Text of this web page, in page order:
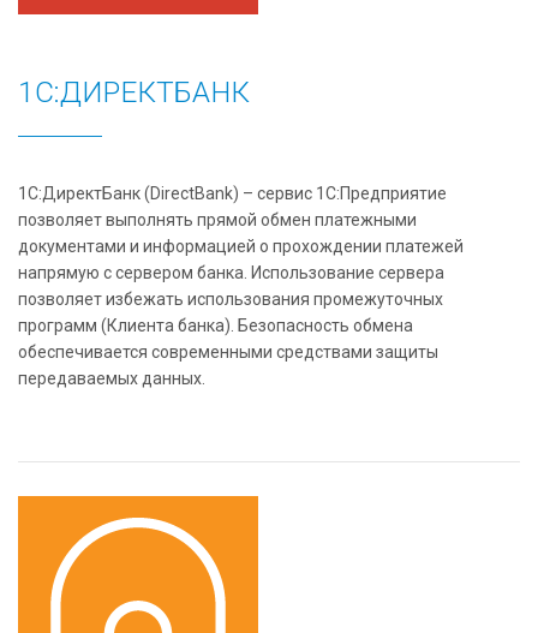
1С:ДИРЕКТБАНК
1С:ДиректБанк (DirectBank) – сервис 1С:Предприятие
позволяет выполнять прямой обмен платежными
документами и информацией о прохождении платежей
напрямую с сервером банка. Использование сервера
позволяет избежать использования промежуточных
программ (Клиента банка). Безопасность обмена
обеспечивается современными средствами защиты
передаваемых данных.